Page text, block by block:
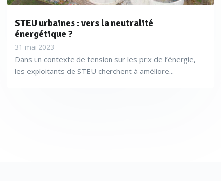
STEU urbaines : vers la neutralité
énergétique ?
31 mai 2023
Dans un contexte de tension sur les prix de l’énergie,
les exploitants de STEU cherchent à améliore...